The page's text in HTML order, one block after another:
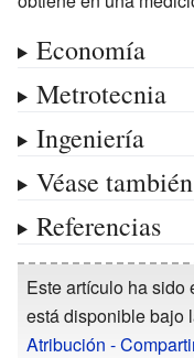
Economía
Metrotecnia
Ingeniería
Véase también
Referencias
Este artículo ha sido
está disponible bajo
Atribución -